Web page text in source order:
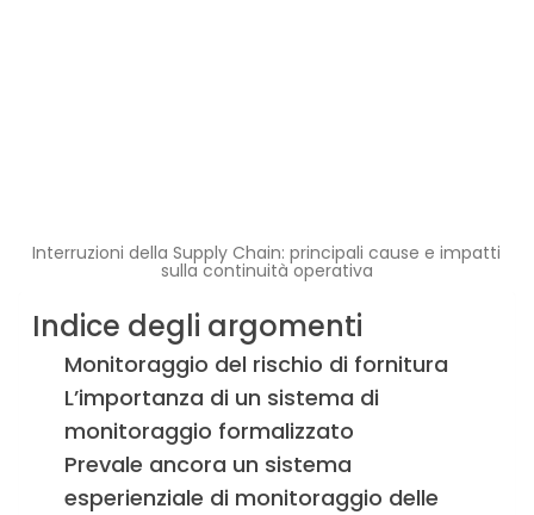
Interruzioni della Supply Chain: principali cause e impatti
sulla continuità operativa
Indice degli argomenti
Monitoraggio del rischio di fornitura
L’importanza di un sistema di
monitoraggio formalizzato
Prevale ancora un sistema
esperienziale di monitoraggio delle